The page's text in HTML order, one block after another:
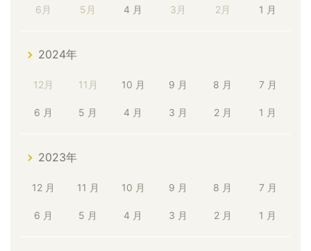
6月 5月 4 月 3月 2月 1 月
2024年
12月 11月 10 月 9 月 8 月 7 月
6 月 5 月 4 月 3 月 2 月 1 月
2023年
12 月 11 月 10 月 9 月 8 月 7 月
6 月 5 月 4 月 3 月 2 月 1 月